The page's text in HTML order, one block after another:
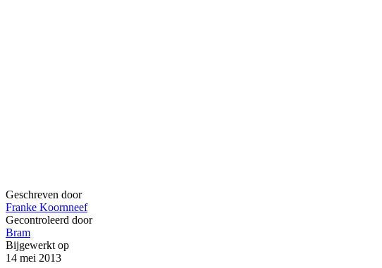
Geschreven door
Franke Koornneef
Gecontroleerd door
Bram
Bijgewerkt op
14 mei 2013